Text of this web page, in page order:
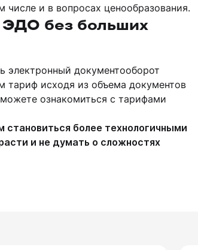
и в вопросах ценообразования.
ЭДО без больших
электронный документооборот
исходя из объема документов
ознакомиться с тарифами
более технологичными
и не думать о сложностях